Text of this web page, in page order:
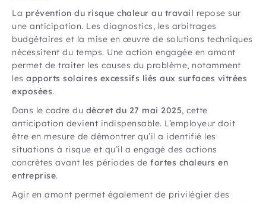
La prévention du risque chaleur au travail repose sur
une anticipation. Les diagnostics, les arbitrages
budgétaires et la mise en œuvre de solutions techniques
nécessitent du temps. Une action engagée en amont
permet de traiter les causes du problème, notamment
les apports solaires excessifs liés aux surfaces vitrées
exposées.
Dans le cadre du décret du 27 mai 2025, cette
anticipation devient indispensable. L’employeur doit
être en mesure de démontrer qu’il a identifié les
situations à risque et qu’il a engagé des actions
concrètes avant les périodes de fortes chaleurs en
entreprise.
Agir en amont permet également de privilégier des